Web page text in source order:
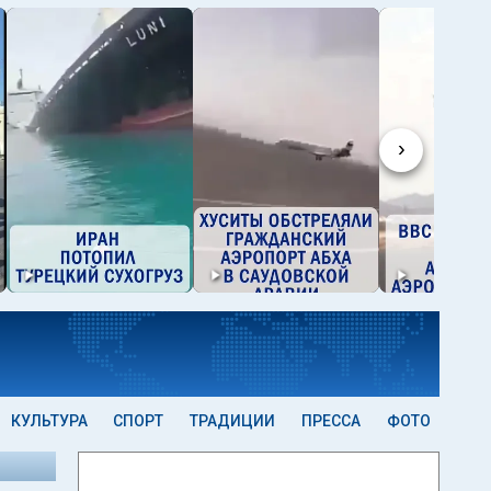
›
КУЛЬТУРА СПОРТ ТРАДИЦИИ ПРЕССА ФОТО